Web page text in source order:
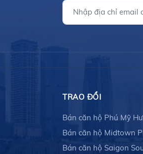
TRAO ĐỔI
Bán căn hộ Phú Mỹ
Bán căn hộ Midtown
Bán căn hộ Saigon